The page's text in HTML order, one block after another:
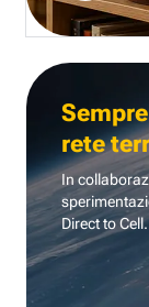
rete
In
Direct to Cell.